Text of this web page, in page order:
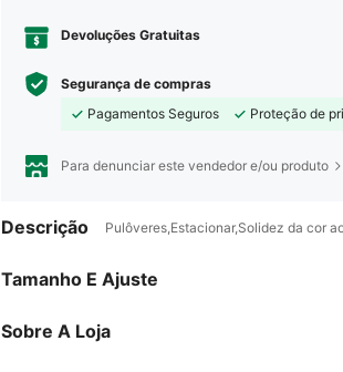
Devoluções Gratuitas
Segurança de compras
Pagamentos Seguros
Proteção de
Para denunciar este vendedor e/ou produto
Descrição Pulôveres,Estacionar,Solidez da cor
Tamanho E Ajuste
Sobre A Loja
4,87
4,87